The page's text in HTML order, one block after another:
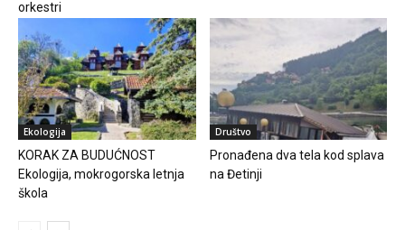
orkestri
Ekologija
KORAK ZA BUDUĆNOST
Ekologija, mokrogorska letnja
škola
Društvo
Pronađena dva tela kod splava
na Đetinji